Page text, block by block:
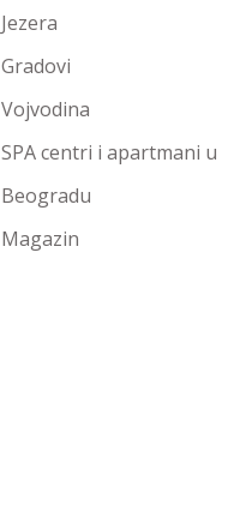
Jezera
Gradovi
Vojvodina
SPA centri i apartmani u
Beogradu
Magazin